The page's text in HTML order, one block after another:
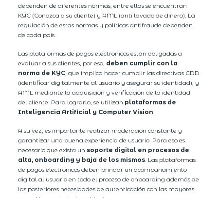
dependen de diferentes normas, entre ellas se encuentran
KYC (Conozca a su cliente) y AML (anti lavado de dinero). La
regulación de estas normas y políticas antifraude dependen
de cada país.
Las plataformas de pagos electrónicos están obligadas a
evaluar a sus clientes, por eso, deben cumplir con la
norma de KYC , que implica hacer cumplir las directivas CDD
(identificar digitalmente al usuario y asegurar su identidad), y
AML mediante la adquisición y verificación de la identidad
del cliente. Para lograrlo, se utilizan plataformas de
Inteligencia Artificial y Computer Vision
A su vez, es importante realizar moderación constante y
garantizar una buena experiencia de usuario. Para eso es
necesario que exista un soporte digital en procesos de
alta, onboarding y baja de los mismos . Las plataformas
de pagos electrónicos deben brindar un acompañamiento
digital al usuario en todo el proceso de onboarding además de
las posteriores necesidades de autenticación con las mayores